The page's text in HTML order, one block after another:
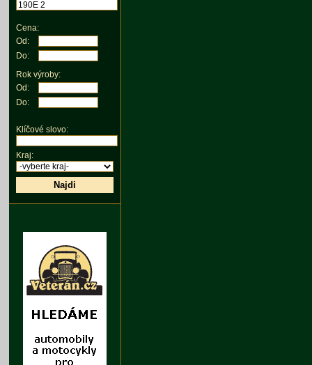
Cena:
Od:
Do:
Rok výroby:
Od:
Do:
Klíčové slovo:
Kraj:
Najdi